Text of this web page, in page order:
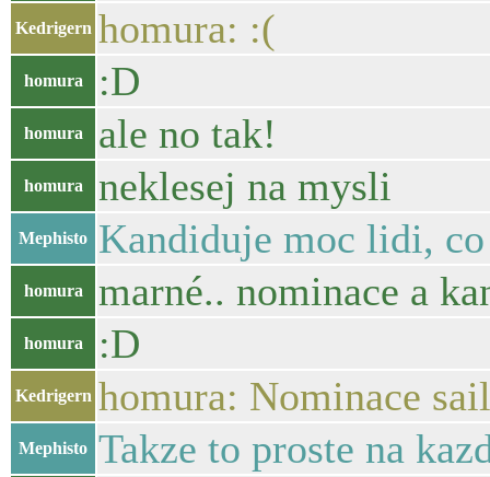
Kedrigern homura: :(
homura :D
homura ale no tak!
homura neklesej na mysli
Mephisto Kandiduje moc lidi,
homura marné.. nominace a
homura :D
Kedrigern homura: Nominace
Mephisto Takze to proste na